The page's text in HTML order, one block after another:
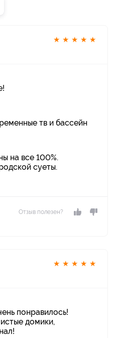
★ ★ ★ ★ ★
тв и бассейн
на все 100%.
суеты.
Отзыв полезен?
★ ★ ★ ★ ★
понравилось!
домики,